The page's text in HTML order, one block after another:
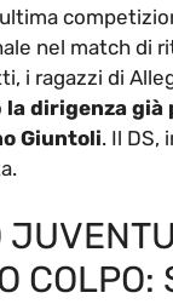
nel match di
i ragazzi di
la dirigenza già
Giuntoli. Il DS,